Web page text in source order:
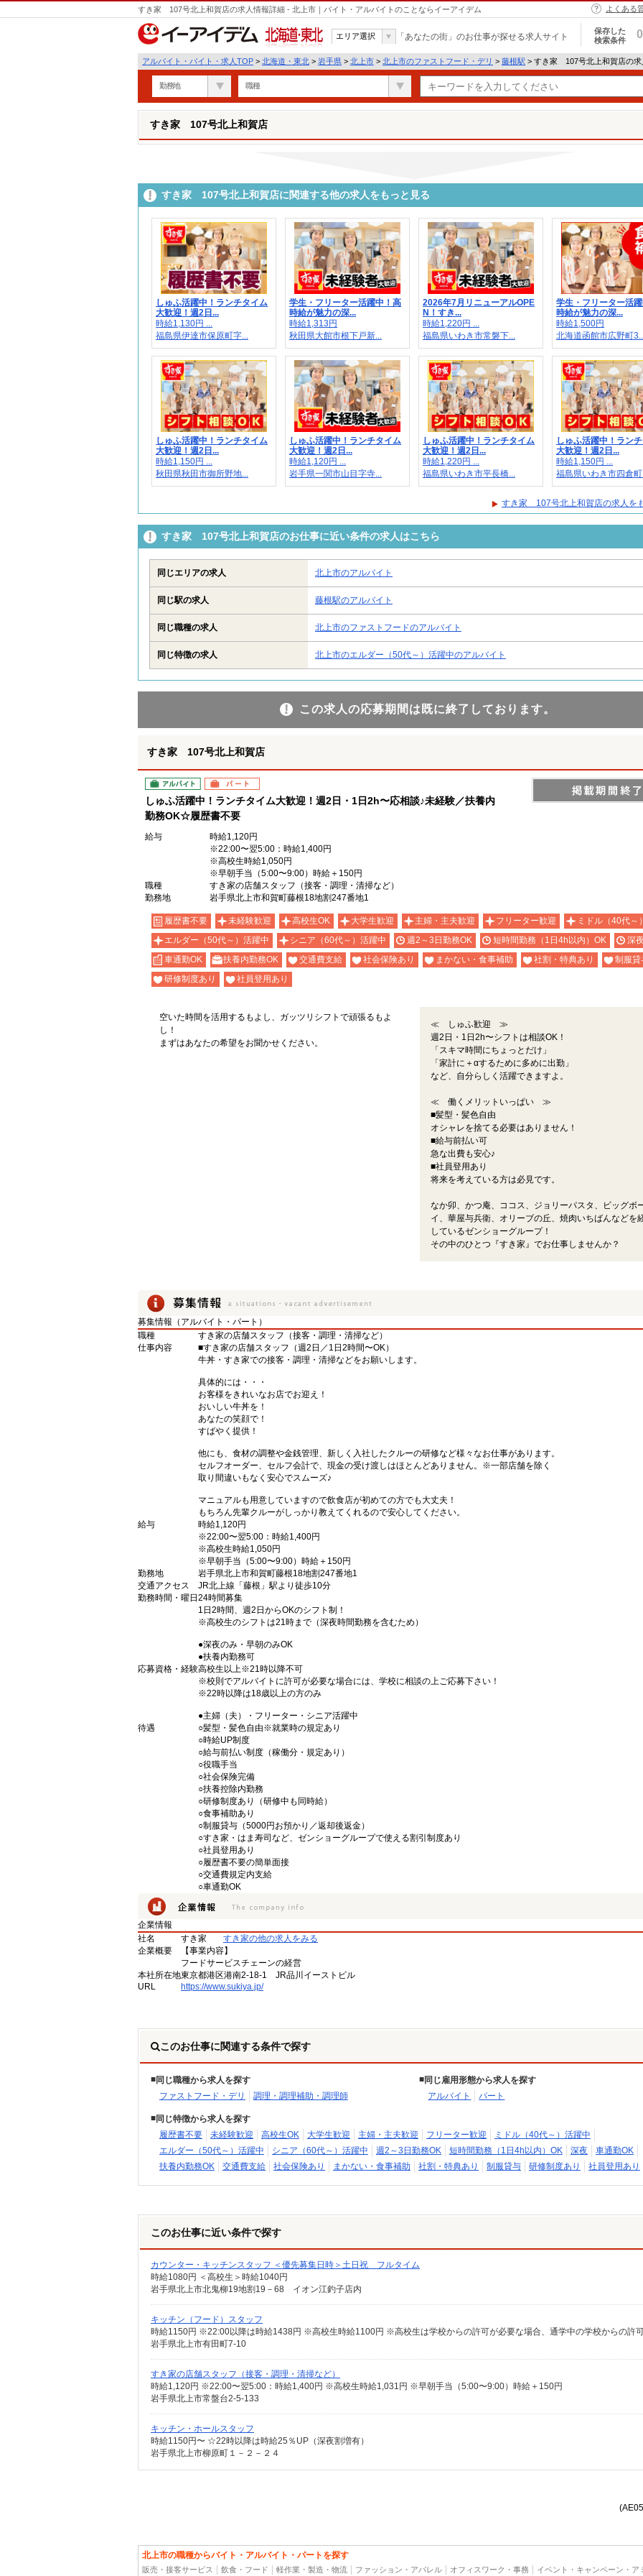
すき家 107号北上和賀店の求人情報詳細 - 北上市｜バイト・アルバイトのことならイーアイデム よくある
北海道・東北
エリア選択 「あなたの街」のお仕事が探せる求人サイト
保存した
検索条件
0
アルバイト・バイト・求人TOP > 北海道・東北 > 岩手県 > 北上市 > 北上市のファストフード・デリ > 藤根駅 > すき家 107号北上和賀店の求
勤務地 職種
すき家 107号北上和賀店
すき家 107号北上和賀店に関連する他の求人をもっと見る
しゅふ活躍中！ランチタイム
大歓迎！週2日...
時給1,130円 ...
福島県伊達市保原町字...
学生・フリーター活躍中！高
時給が魅力の深...
時給1,313円
秋田県大館市根下戸新...
2026年7月リニューアルOPE
N！すき...
時給1,220円 ...
福島県いわき市常磐下...
学生・フリーター活
時給が魅力の深...
時給1,500円
北海道函館市広野町
しゅふ活躍中！ランチタイム
大歓迎！週2日...
時給1,150円 ...
秋田県秋田市御所野地...
しゅふ活躍中！ランチタイム
大歓迎！週2日...
時給1,120円 ...
岩手県一関市山目字寺...
しゅふ活躍中！ランチタイム
大歓迎！週2日...
時給1,220円 ...
福島県いわき市平長橋...
しゅふ活躍中！ラン
大歓迎！週2日...
時給1,150円 ...
福島県いわき市四倉
すき家 107号北上和賀店の求人を
すき家 107号北上和賀店のお仕事に近い条件の求人はこちら
同じエリアの求人 北上市のアルバイト
同じ駅の求人 藤根駅のアルバイト
同じ職種の求人 北上市のファストフードのアルバイト
同じ特徴の求人 北上市のエルダー（50代～）活躍中のアルバイト
この求人の応募期間は既に終了しております。
すき家 107号北上和賀店
アルバイト パート
しゅふ活躍中！ランチタイム大歓迎！週2日・1日2h〜応相談♪未経験／扶養内
勤務OK☆履歴書不要
給与
時給1,120円
※22:00〜翌5:00：時給1,400円
※高校生時給1,050円
※早朝手当（5:00〜9:00）時給＋150円
職種
すき家の店舗スタッフ（接客・調理・清掃など）
勤務地
岩手県北上市和賀町藤根18地割247番地1
履歴書不要 未経験歓迎 高校生OK 大学生歓迎 主婦・主夫歓迎 フリーター歓迎
ミドル（40代～
エルダー（50代～）活躍中
シニア（60代～）活躍中 週2～3日勤務OK 短時間勤務（1日4h以内）OK
深
車通勤OK
扶養内勤務OK 交通費支給 社会保険あり まかない・食事補助 社割・特典あり
制服貸
研修制度あり
社員登用あり
空いた時間を活用するもよし、ガッツリシフトで頑張るもよ
し！
まずはあなたの希望をお聞かせください。
≪ しゅふ歓迎 ≫
週2日・1日2h〜シフトは相談OK！
「スキマ時間にちょっとだけ」
「家計に＋αするために多めに出勤」
など、自分らしく活躍できますよ。
≪ 働くメリットいっぱい ≫
■髪型・髪色自由
オシャレを捨てる必要はありません！
■給与前払い可
急な出費も安心♪
■社員登用あり
将来を考えている方は必見です。
なか卯、かつ庵、ココス、ジョリーパスタ、ビッグボ
イ、華屋与兵衛、オリーブの丘、焼肉いちばんなどを
しているゼンショーグループ！
その中のひとつ『すき家』でお仕事しませんか？
募集情報（アルバイト・パート）
職種
すき家の店舗スタッフ（接客・調理・清掃など）
仕事内容
■すき家の店舗スタッフ（週2日／1日2時間〜OK）
牛丼・すき家での接客・調理・清掃などをお願いします。
具体的には・・・
お客様をきれいなお店でお迎え！
おいしい牛丼を！
あなたの笑顔で！
すばやく提供！
他にも、食材の調整や金銭管理、新しく入社したクルーの研修など様々なお仕事があります。
セルフオーダー、セルフ会計で、現金の受け渡しはほとんどありません。※一部店舗を除く
取り間違いもなく安心でスムーズ♪
マニュアルも用意していますので飲食店が初めての方でも大丈夫！
もちろん先輩クルーがしっかり教えてくれるので安心してください。
給与
時給1,120円
※22:00〜翌5:00：時給1,400円
※高校生時給1,050円
※早朝手当（5:00〜9:00）時給＋150円
勤務地
岩手県北上市和賀町藤根18地割247番地1
交通アクセス
JR北上線「藤根」駅より徒歩10分
勤務時間・曜日 24時間募集
1日2時間、週2日からOKのシフト制！
※高校生のシフトは21時まで（深夜時間勤務を含むため）
●深夜のみ・早朝のみOK
●扶養内勤務可
応募資格・経験高校生以上※21時以降不可
※校則でアルバイトに許可が必要な場合には、学校に相談の上ご応募下さい！
※22時以降は18歳以上の方のみ
●主婦（夫）・フリーター・シニア活躍中
待遇
○髪型・髪色自由※就業時の規定あり
○時給UP制度
○給与前払い制度（稼働分・規定あり）
○役職手当
○社会保険完備
○扶養控除内勤務
○研修制度あり（研修中も同時給）
○食事補助あり
○制服貸与（5000円お預かり／返却後返金）
○すき家・はま寿司など、ゼンショーグループで使える割引制度あり
○社員登用あり
○履歴書不要の簡単面接
○交通費規定内支給
○車通勤OK
企業情報
社名
すき家
すき家の他の求人をみる
企業概要
【事業内容】
フードサービスチェーンの経営
本社所在地東京都港区港南2-18-1 JR品川イーストビル
URL
https://www.sukiya.jp/
このお仕事に関連する条件で探す
同じ職種から求人を探す
ファストフード・デリ
調理・調理補助・調理師
同じ雇用形態から求人を探す
アルバイト
パート
同じ特徴から求人を探す
履歴書不要
未経験歓迎 高校生OK 大学生歓迎 主婦・主夫歓迎 フリーター歓迎
ミドル（40代～）活躍中
エルダー（50代～）活躍中
シニア（60代～）活躍中 週2～3日勤務OK 短時間勤務（1日4h以内）OK 深夜
車通勤OK
扶養内勤務OK
交通費支給 社会保険あり まかない・食事補助 社割・特典あり 制服貸与 研修制度あり 社員登用あり
このお仕事に近い条件で探す
カウンター・キッチンスタッフ ＜優先募集日時＞土日祝 フルタイム
時給1080円 ＜高校生＞時給1040円
岩手県北上市北鬼柳19地割19－68 イオン江釣子店内
キッチン（フード）スタッフ
岩手県北上市有田町7-10
すき家の店舗スタッフ（接客・調理・清掃など）
時給1,120円 ※22:00〜翌5:00：時給1,400円 ※高校生時給1,031円 ※早朝手当（5:00〜9:00）時給＋150円
岩手県北上市常盤台2-5-133
キッチン・ホールスタッフ
時給1150円〜 ☆22時以降は時給25％UP（深夜割増有）
岩手県北上市柳原町１－２－２４
北上市の職種からバイト・アルバイト・パートを探す
販売・接客サービス 飲食・フード 軽作業・製造・物流 ファッション・アパレル オフィスワーク・事務 イベント・キャンペーン・ア